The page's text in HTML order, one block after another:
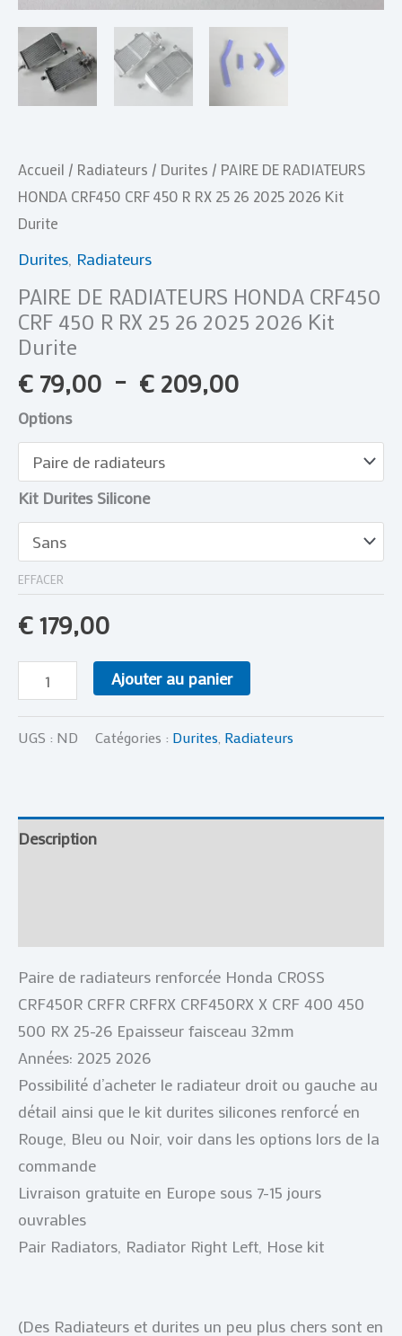
Accueil / Radiateurs / Durites / PAIRE DE RADIATEURS
HONDA CRF450 CRF 450 R RX 25 26 2025 2026 Kit
Durite
Durites, Radiateurs
PAIRE DE RADIATEURS HONDA CRF450
CRF 450 R RX 25 26 2025 2026 Kit
Durite
€ 79,00 – € 209,00
Options
Kit Durites Silicone
EFFACER
€179,00
RX
25
26
Kit
Durite
Ajouter au panier
UGS : ND Catégories : Durites, Radiateurs
Description
Paire de radiateurs renforcée Honda CROSS
CRF450R CRFR CRFRX CRF450RX X CRF 400 450
500 RX 25-26 Epaisseur faisceau 32mm
Années: 2025 2026
Possibilité d’acheter le radiateur droit ou gauche au
détail ainsi que le kit durites silicones renforcé en
Rouge, Bleu ou Noir, voir dans les options lors de la
commande
Livraison gratuite en Europe sous 7-15 jours
ouvrables
Pair Radiators, Radiator Right Left, Hose kit
(Des Radiateurs et durites un peu plus chers sont en